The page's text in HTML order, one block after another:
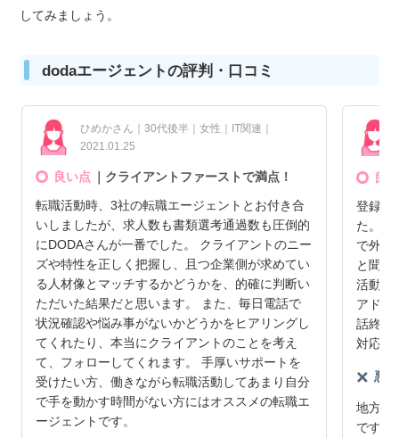
してみましょう。
dodaエージェントの評判・口コミ
ひめかさん｜30代後半｜女性｜IT関連｜
2021.01.25
良い点
｜クライアントファーストで満点！
転職活動時、3社の転職エージェントとお付き合
いしましたが、求人数も書類選考通過数も圧倒的
にDODAさんが一番でした。 クライアントのニー
ズや特性を正しく把握し、且つ企業側が求めてい
る人材像とマッチするかどうかを、的確に判断い
ただいた結果だと思います。 また、毎日電話で
状況確認や悩み事がないかどうかをヒアリングし
てくれたり、本当にクライアントのことを考え
て、フォローしてくれます。 手厚いサポートを
受けたい方、働きながら転職活動してあまり自分
で手を動かす時間がない方にはオススメの転職エ
ージェントです。
良
登録し
た。ど
で外す
と聞き
活動で
アドバ
話終了
対応が
悪
地方で
です。